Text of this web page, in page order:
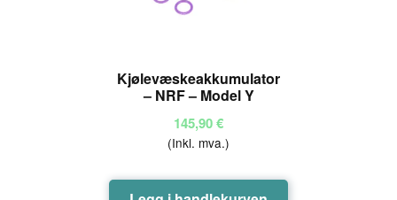
Kjølevæskeakkumulator
– NRF – Model Y
145,90€
(Inkl. mva.)